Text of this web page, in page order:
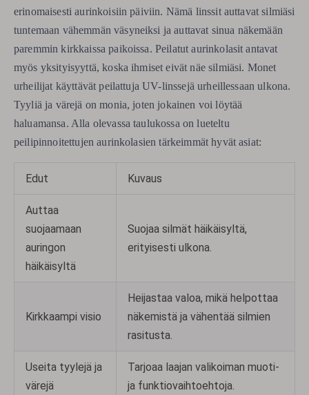
erinomaisesti aurinkoisiin päiviin. Nämä linssit auttavat silmiäsi
tuntemaan vähemmän väsyneiksi ja auttavat sinua näkemään
paremmin kirkkaissa paikoissa. Peilatut aurinkolasit antavat
myös yksityisyyttä, koska ihmiset eivät näe silmiäsi. Monet
urheilijat käyttävät peilattuja UV-linssejä urheillessaan ulkona.
Tyyliä ja värejä on monia, joten jokainen voi löytää
haluamansa. Alla olevassa taulukossa on lueteltu
peilipinnoitettujen aurinkolasien tärkeimmät hyvät asiat:
Edut Kuvaus
Auttaa
suojaamaan
auringon
häikäisyltä
Suojaa silmät häikäisyltä,
erityisesti ulkona.
Kirkkaampi visio
Heijastaa valoa, mikä helpottaa
näkemistä ja vähentää silmien
rasitusta.
Useita tyylejä ja
värejä
Tarjoaa laajan valikoiman muoti-
ja funktiovaihtoehtoja.